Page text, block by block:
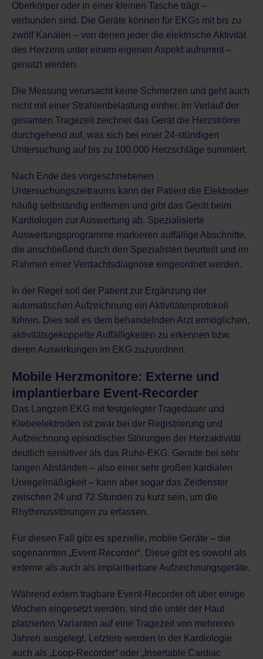
Oberkörper oder in einer kleinen Tasche trägt –
verbunden sind. Die Geräte können für EKGs mit bis zu
zwölf Kanälen – von denen jeder die elektrische Aktivität
des Herzens unter einem eigenen Aspekt aufnimmt –
genutzt werden.
Die Messung verursacht keine Schmerzen und geht auch
nicht mit einer Strahlenbelastung einher. Im Verlauf der
gesamten Tragezeit zeichnet das Gerät die Herzströme
durchgehend auf, was sich bei einer 24-stündigen
Untersuchung auf bis zu 100.000 Herzschläge summiert.
Nach Ende des vorgeschriebenen
Untersuchungszeitraums kann der Patient die Elektroden
häufig selbständig entfernen und gibt das Gerät beim
Kardiologen zur Auswertung ab. Spezialisierte
Auswertungsprogramme markieren auffällige Abschnitte,
die anschließend durch den Spezialisten beurteilt und im
Rahmen einer Verdachtsdiagnose eingeordnet werden.
In der Regel soll der Patient zur Ergänzung der
automatischen Aufzeichnung ein Aktivitätenprotokoll
führen. Dies soll es dem behandelnden Arzt ermöglichen,
aktivitätsgekoppelte Auffälligkeiten zu erkennen bzw.
deren Auswirkungen im EKG zuzuordnen.
Mobile Herzmonitore: Externe und
implantierbare Event-Recorder
Das Langzeit-EKG mit festgelegter Tragedauer und
Klebeelektroden ist zwar bei der Registrierung und
Aufzeichnung episodischer Störungen der Herzaktivität
deutlich sensitiver als das Ruhe-EKG. Gerade bei sehr
langen Abständen – also einer sehr großen kardialen
Unregelmäßigkeit – kann aber sogar das Zeitfenster
zwischen 24 und 72 Stunden zu kurz sein, um die
Rhythmusstörungen zu erfassen.
Für diesen Fall gibt es spezielle, mobile Geräte – die
sogenannten „Event-Recorder“. Diese gibt es sowohl als
externe als auch als implantierbare Aufzeichnungsgeräte.
Während extern tragbare Event-Recorder oft über einige
Wochen eingesetzt werden, sind die unter der Haut
platzierten Varianten auf eine Tragezeit von mehreren
Jahren ausgelegt. Letztere werden in der Kardiologie
auch als „Loop-Recorder“ oder „Insertable Cardiac